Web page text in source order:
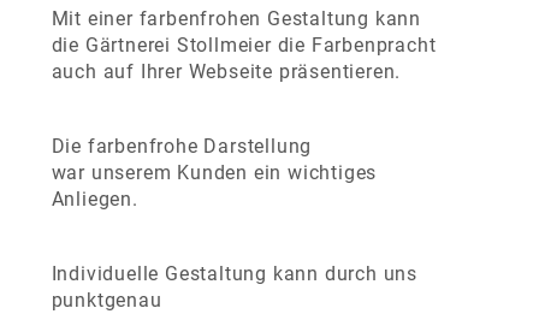
Mit einer farbenfrohen Gestaltung kann
die Gärtnerei Stollmeier die Farbenpracht
auch auf Ihrer Webseite präsentieren.
Die farbenfrohe Darstellung
war unserem Kunden ein wichtiges
Anliegen.
Individuelle Gestaltung kann durch uns
punktgenau